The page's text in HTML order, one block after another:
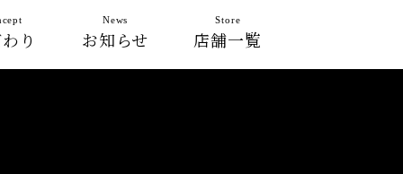
り お知らせ
News
店舗一覧
Store